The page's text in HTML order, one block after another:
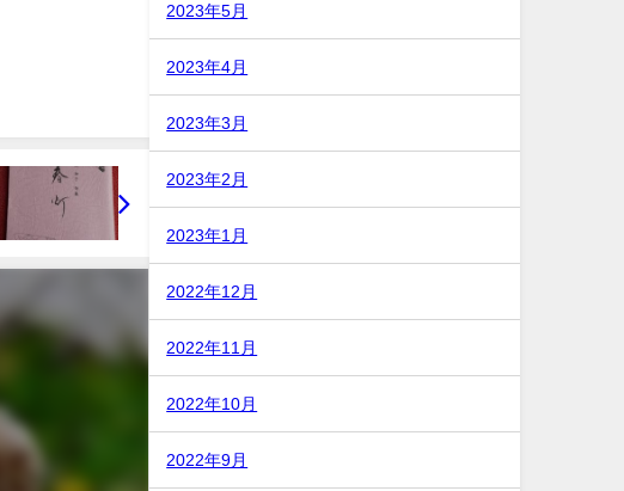
2023年5月
2023年4月
2023年3月
2023年2月
2023年1月
2022年12月
2022年11月
2022年10月
2022年9月